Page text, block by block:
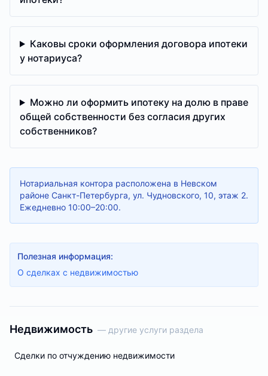
Каковы сроки оформления договора ипотеки
у нотариуса?
Можно ли оформить ипотеку на долю в праве
общей собственности без согласия других
собственников?
Нотариальная контора расположена в Невском
районе Санкт-Петербурга, ул. Чудновского, 10, этаж 2.
Ежедневно 10:00–20:00.
Полезная информация:
О сделках с недвижимостью
Недвижимость — другие услуги раздела
Сделки по отчуждению недвижимости